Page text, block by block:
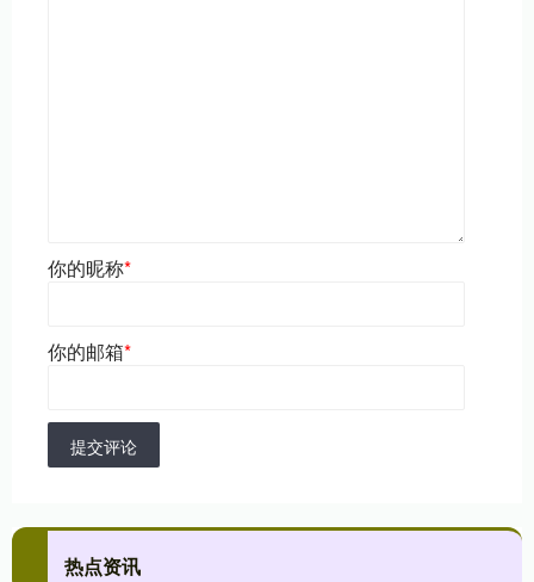
你的昵称*
你的邮箱*
提交评论
热点资讯